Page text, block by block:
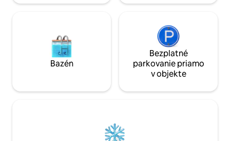
Bazén
Bezplatné
parkovanie priamo
v objekte